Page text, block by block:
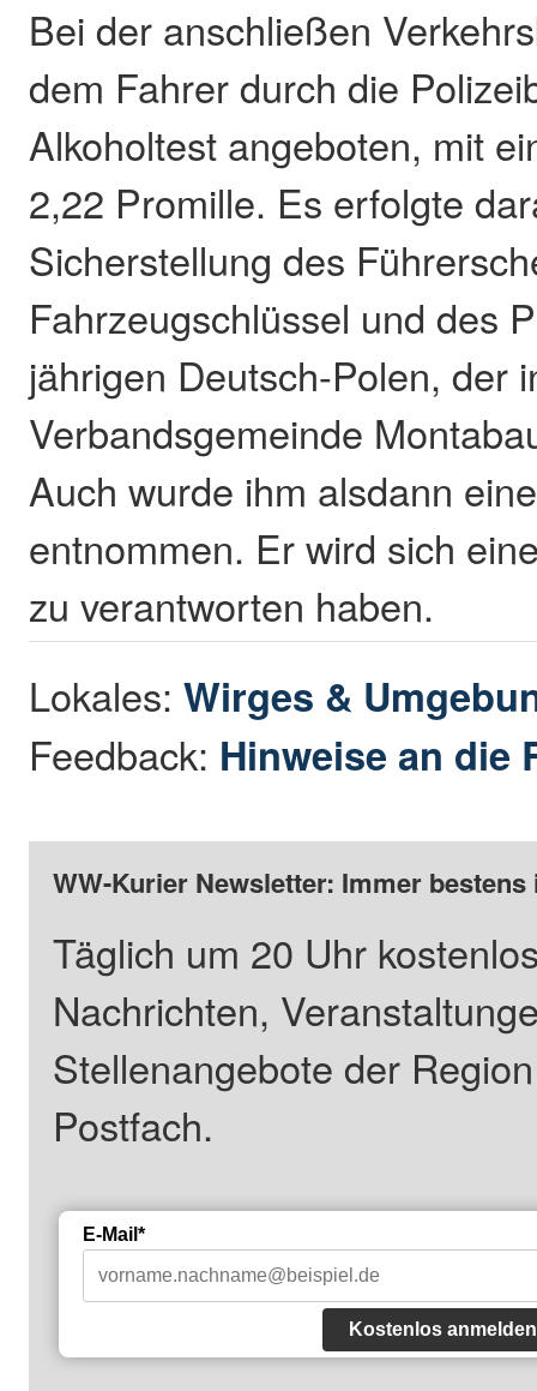
Bei der anschließen
dem Fahrer durch die
Alkoholtest angeboten, mit
2,22 Promille. Es erfolgte
Sicherstellung des
Fahrzeugschlüssel und des
jährigen Deutsch-Polen, der
Verbandsgemeinde
Auch wurde ihm alsdann
entnommen. Er wird sich
zu verantworten haben.
Lokales:Wirges &
Feedback: Hinweise an die
WW-Kurier Newsletter: Immer
Täglich um 20 Uhr
Nachrichten,
Stellenangebote der
Postfach.
E-Mail*
Kostenlos anmelden